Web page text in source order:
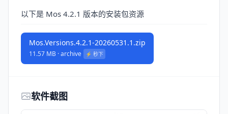
以下是 Mos 4.2.1 版本的安装包资源
Mos.Versions.4.2.1-20260531.1.zip
11.57 MB · archive ⚡️ 秒下
软件截图